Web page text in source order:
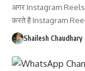
अगर Instagram Reels
करते है Instagram
Shailesh Chaudhary